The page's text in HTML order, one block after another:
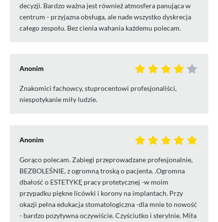
decyzji. Bardzo ważna jest również atmosfera panująca w
centrum - przyjazna obsługa, ale nade wszystko dyskrecja
całego zespołu. Bez cienia wahania każdemu polecam.
Anonim
Znakomici fachowcy, stuprocentowi profesjonaliści,
niespotykanie miły ludzie.
Anonim
Gorąco polecam. Zabiegi przeprowadzane profesjonalnie,
BEZBOLEŚNIE, z ogromną troską o pacjenta. .Ogromna
dbałość o ESTETYKĘ pracy protetycznej -w moim
przypadku piękne licówki i korony na implantach. Przy
okazji pełna edukacja stomatologiczna -dla mnie to nowość
- bardzo pozytywna oczywiście. Czyściutko i sterylnie. Miła